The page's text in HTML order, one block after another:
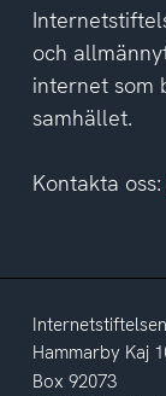
och
internet som
samhället.
Kontakta oss:
Internetstiftelsen
Hammarby Kaj
Box 92073